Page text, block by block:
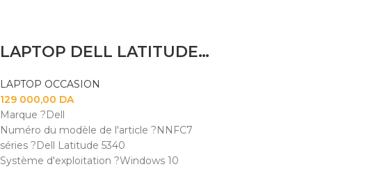
LAPTOP DELL LATITUDE 5340 I5 1345U 8GB 256SSD 13.3″TACTILE X360
LAPTOP OCCASION
129 000,00 DA
Marque ?Dell
Numéro du modèle de l'article ?NNFC7
séries ?Dell Latitude 5340
Système d'exploitation ?Windows 10